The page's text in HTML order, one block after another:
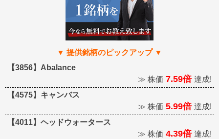
【3856】Abalance
≫ 株価 7.59倍 達成!
【4575】キャンバス
≫ 株価 5.99倍 達成!
【4011】ヘッドウォータース
≫ 株価 4.39倍 達成!